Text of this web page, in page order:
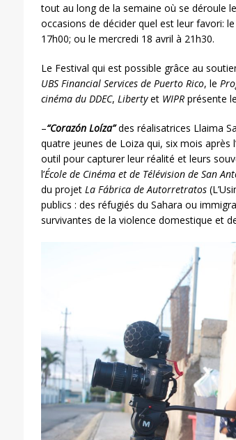
tout au long de la semaine où se déroule
occasions de décider quel est leur favori:
17h00; ou le mercredi 18 avril à 21h30.
Le Festival qui est possible grâce au
UBS Financial Services de Puerto Rico, le
cinéma du DDEC, Libertyet WIPRprésente
–“Corazón Loíza”des réalisatrices Llaima
quatre jeunes de Loiza qui, six mois après
outil pour capturer leur réalité et leurs
l’École de Cinéma et de Télévision de San
du projet La Fábrica de Autorretratos (L’U
publics : des réfugiés du Sahara ou
survivantes de la violence domestique et